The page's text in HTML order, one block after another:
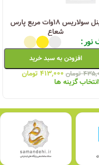
پنل سولاریس ۱۸وات مربع پارس
شعاع
نور
افزودن به سبد خرید
تومان ۴۱۳,۰۰۰ تومان
انتخاب گزینه ها